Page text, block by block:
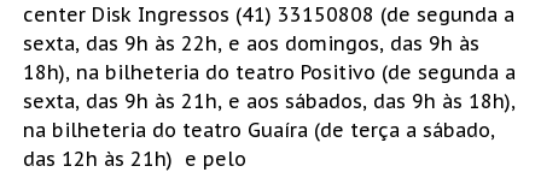
center Disk Ingressos (41) 33150808 (de segunda a
sexta, das 9h às 22h, e aos domingos, das 9h às
18h), na bilheteria do teatro Positivo (de segunda a
sexta, das 9h às 21h, e aos sábados, das 9h às 18h),
na bilheteria do teatro Guaíra (de terça a sábado,
das 12h às 21h) e pelo